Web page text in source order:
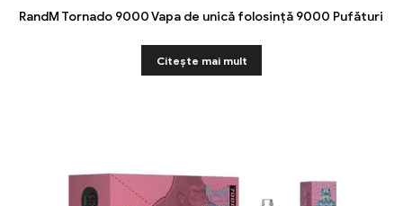
RandM Tornado 9000 Vapa de unică folosință 9000 Pufături
Citeşte mai mult